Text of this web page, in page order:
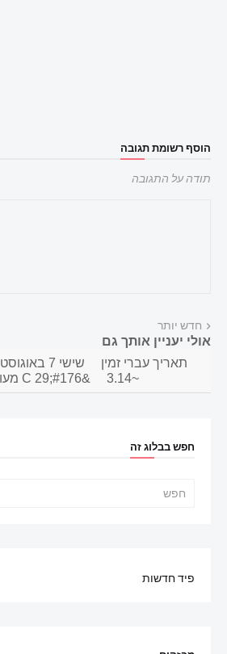
הוסף רשומת תגובה
תודה על התגובה
חדש יותר
אולי יעניין אותך גם
תאריך עברי זמין שישי 7 באוגוסט 2026
~3.14
&#176;C 29 מעונן חלקית
חפש בבלוג זה
פיד חדשות